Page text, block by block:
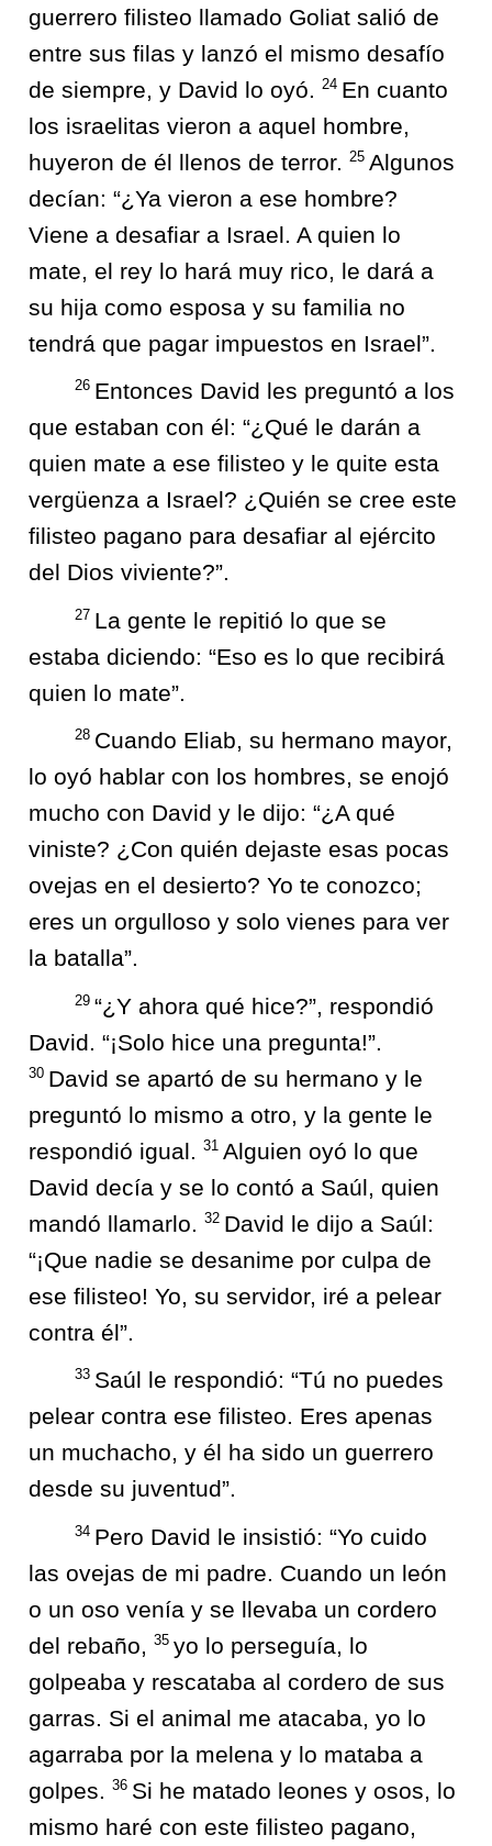
guerrero filisteo llamado Goliat salió de
entre sus filas y lanzó el mismo desafío
de siempre, y David lo oyó.
24 En cuanto
los israelitas vieron a aquel hombre,
huyeron de él llenos de terror.
25 Algunos
decían: “¿Ya vieron a ese hombre?
Viene a desafiar a Israel. A quien lo
mate, el rey lo hará muy rico, le dará a
su hija como esposa y su familia no
tendrá que pagar impuestos en Israel”.
26 Entonces David les preguntó a los
que estaban con él: “¿Qué le darán a
quien mate a ese filisteo y le quite esta
vergüenza a Israel? ¿Quién se cree este
filisteo pagano para desafiar al ejército
del Dios viviente?”.
27 La gente le repitió lo que se
estaba diciendo: “Eso es lo que recibirá
quien lo mate”.
28 Cuando Eliab, su hermano mayor,
lo oyó hablar con los hombres, se enojó
mucho con David y le dijo: “¿A qué
viniste? ¿Con quién dejaste esas pocas
ovejas en el desierto? Yo te conozco;
eres un orgulloso y solo vienes para ver
la batalla”.
29 “¿Y ahora qué hice?”, respondió
David. “¡Solo hice una pregunta!”.
30 David se apartó de su hermano y le
preguntó lo mismo a otro, y la gente le
respondió igual. 31 Alguien oyó lo que
David decía y se lo contó a Saúl, quien
mandó llamarlo. 32 David le dijo a Saúl:
“¡Que nadie se desanime por culpa de
ese filisteo! Yo, su servidor, iré a pelear
contra él”.
33 Saúl le respondió: “Tú no puedes
pelear contra ese filisteo. Eres apenas
un muchacho, y él ha sido un guerrero
desde su juventud”.
34 Pero David le insistió: “Yo cuido
las ovejas de mi padre. Cuando un león
o un oso venía y se llevaba un cordero
del rebaño, 35 yo lo perseguía, lo
golpeaba y rescataba al cordero de sus
garras. Si el animal me atacaba, yo lo
agarraba por la melena y lo mataba a
golpes. 36 Si he matado leones y osos, lo
mismo haré con este filisteo pagano,